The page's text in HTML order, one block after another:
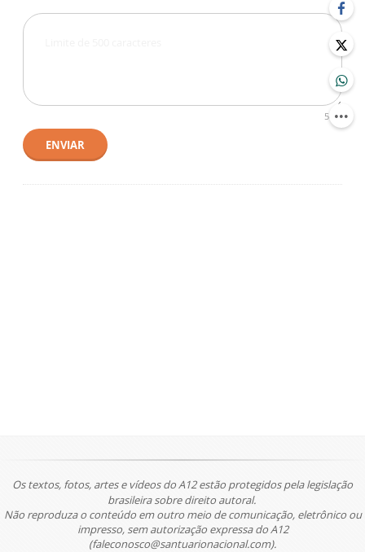
500
ENVIAR
Os textos, fotos, artes e vídeos do A12 estão protegidos pela legislação
brasileira sobre direito autoral.
Não reproduza o conteúdo em outro meio de comunicação, eletrônico ou
impresso, sem autorização expressa do A12
(faleconosco@santuarionacional.com).